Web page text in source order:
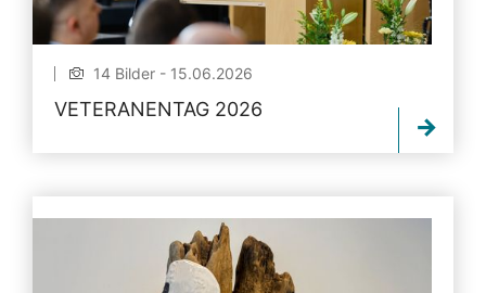
14 Bilder - 15.06.2026
VETERANENTAG 2026